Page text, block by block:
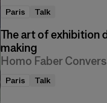
Paris Talk
The art of exhibition
making
Homo Faber
Paris Talk